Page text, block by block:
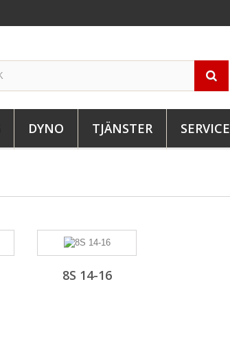
DYNO TJÄNSTER SERVICE
8S 14-16